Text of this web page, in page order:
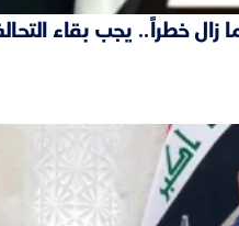
زال خطراً.. يجب بقاء